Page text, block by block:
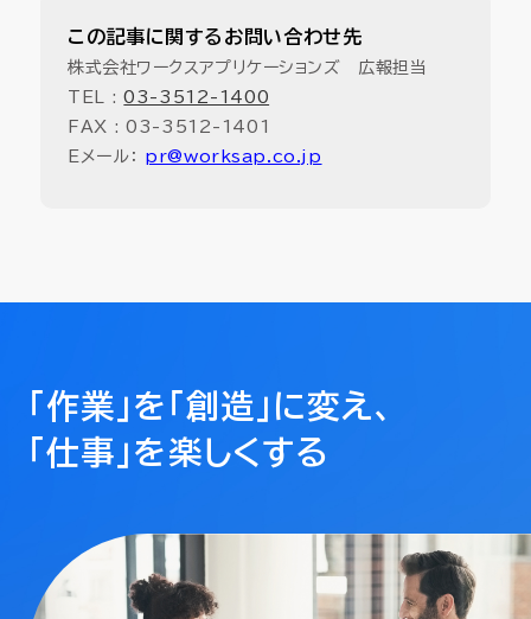
会社情報
EN
この記事に関するお問い合わせ先
株式会社ワークスアプリケーションズ 広報担当
TEL : 03-3512-1400
FAX : 03-3512-1401
Eメール： pr@worksap.co.jp
「作業」を「創造」に変え、
「仕事」を楽しくする